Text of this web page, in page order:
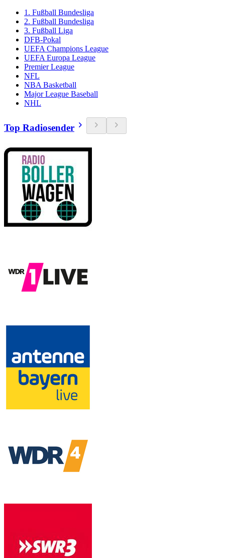
1. Fußball Bundesliga
2. Fußball Bundesliga
3. Fußball Liga
DFB-Pokal
UEFA Champions League
UEFA Europa League
Premier League
NFL
NBA Basketball
Major League Baseball
NHL
Top Radiosender